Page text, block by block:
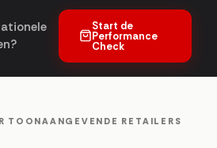
Start de
Performance
Check
TOONAANGEVENDE RETAILERS